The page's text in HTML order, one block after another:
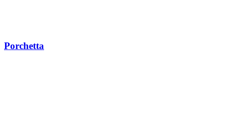
Porchetta